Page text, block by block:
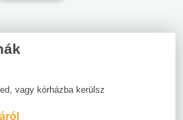
vagy kórházba kerülsz